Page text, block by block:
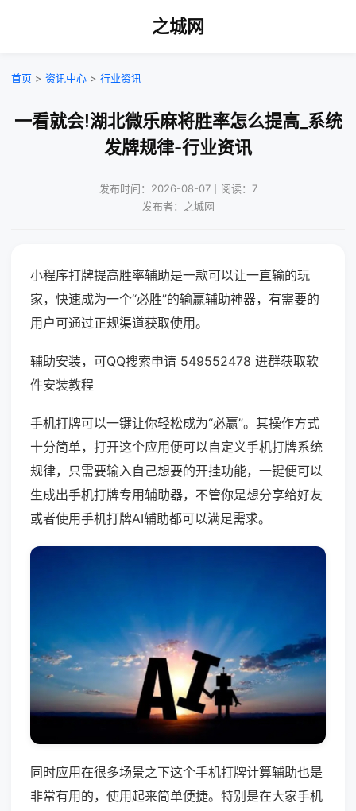
之城网
首页 > 资讯中心 > 行业资讯
一看就会!湖北微乐麻将胜率怎么提高_系统
发牌规律-行业资讯
发布时间：2026-08-07｜阅读：7
发布者：之城网
小程序打牌提高胜率辅助是一款可以让一直输的玩
家，快速成为一个“必胜”的输赢辅助神器，有需要的
用户可通过正规渠道获取使用。
辅助安装，可QQ搜索申请 549552478 进群获取软
件安装教程
手机打牌可以一键让你轻松成为“必赢”。其操作方式
十分简单，打开这个应用便可以自定义手机打牌系统
规律，只需要输入自己想要的开挂功能，一键便可以
生成出手机打牌专用辅助器，不管你是想分享给好友
或者使用手机打牌AI辅助都可以满足需求。
同时应用在很多场景之下这个手机打牌计算辅助也是
非常有用的，使用起来简单便捷。特别是在大家手机